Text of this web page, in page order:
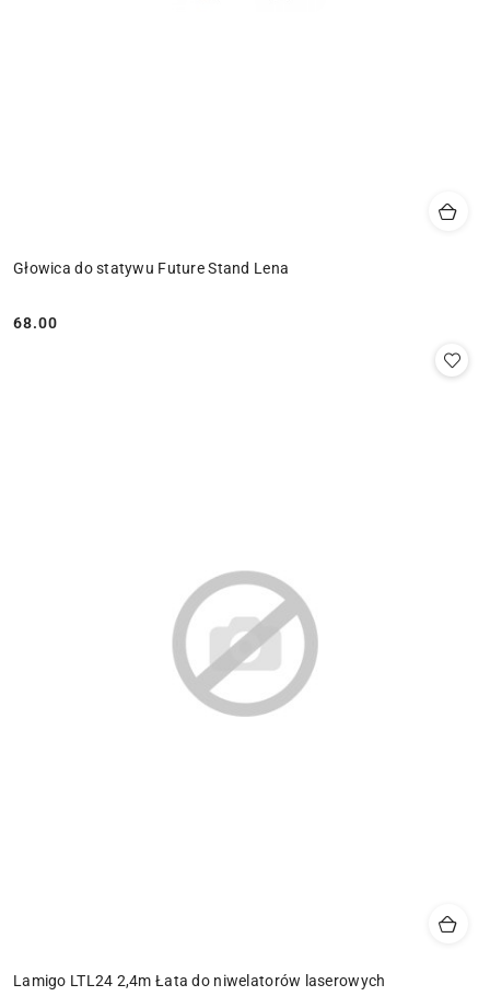
Głowica do statywu Future Stand Lena
Cena:
68.00
Lamigo LTL24 2,4m Łata do niwelatorów laserowych